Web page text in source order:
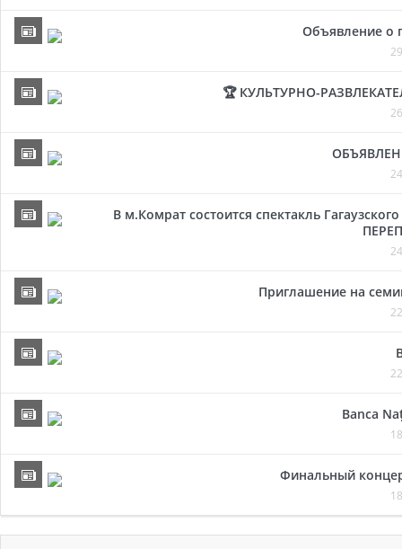
Объявление о
🏆 КУЛЬТУРНО-
В м.Комрат состоится спектакль
Приглашение на
Banca
Финальный